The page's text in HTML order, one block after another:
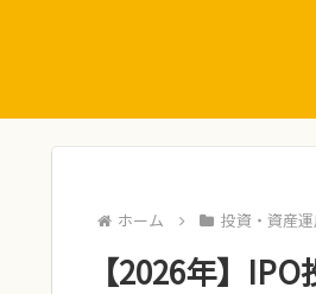
ホーム 投資・資産
【2026年】